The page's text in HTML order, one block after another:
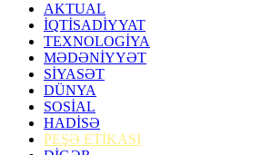
AKTUAL
İQTİSADİYYAT
TEXNOLOGİYA
MƏDƏNİYYƏT
SİYASƏT
DÜNYA
SOSİAL
HADİSƏ
PEŞƏ ETİKASI